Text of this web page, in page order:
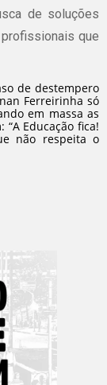
de soluções
que
de destempero
Ferreirinha só
em massa as
Educação fica!
não respeita o